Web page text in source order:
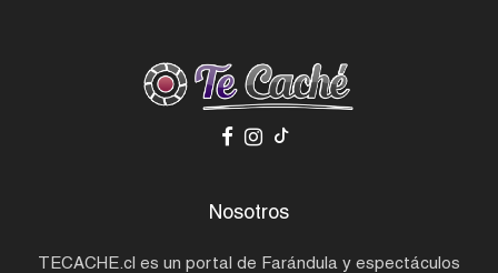
Nosotros
TECACHE.cl es un portal de Farándula y espectáculos